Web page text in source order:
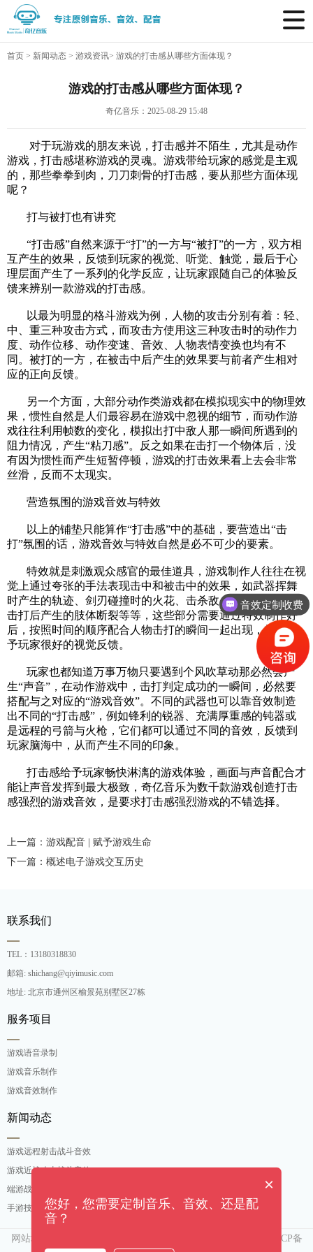
首页 > 新闻动态 > 游戏资讯> 游戏的打击感从哪些方面体现？
游戏的打击感从哪些方面体现？
奇亿音乐：2025-08-29 15:48
对于玩游戏的朋友来说，打击感并不陌生，尤其是动作
游戏，打击感堪称游戏的灵魂。游戏带给玩家的感觉是主观
的，那些拳拳到肉，刀刀刺骨的打击感，要从那些方面体现
呢？
打与被打也有讲究
“打击感”自然来源于“打”的一方与“被打”的一方，双方相
互产生的效果，反馈到玩家的视觉、听觉、触觉，最后于心
理层面产生了一系列的化学反应，让玩家跟随自己的体验反
馈来辨别一款游戏的打击感。
以最为明显的格斗游戏为例，人物的攻击分别有着：轻、
中、重三种攻击方式，而攻击方使用这三种攻击时的动作力
度、动作位移、动作变速、音效、人物表情变换也均有不
同。被打的一方，在被击中后产生的效果要与前者产生相对
应的正向反馈。
另一个方面，大部分动作类游戏都在模拟现实中的物理效
果，惯性自然是人们最容易在游戏中忽视的细节，而动作游
戏往往利用帧数的变化，模拟出打中敌人那一瞬间所遇到的
阻力情况，产生“粘刀感”。反之如果在击打一个物体后，没
有因为惯性而产生短暂停顿，游戏的打击效果看上去会非常
丝滑，反而不太现实。
营造氛围的游戏音效与特效
以上的铺垫只能算作“打击感”中的基础，要营造出“击
打”氛围的话， 游戏音效与特效自然是必不可少的要素。
特效就是刺激观众感官的最佳道具，游戏制作人往往在视
觉上通过夸张的手法表现击中和被击中的效果，如武器挥舞
时产生的轨迹、剑刃碰撞时的火花、击杀敌人溅血、怪物被
击打后产生的肢体断裂等等，这些部分需要通过特效制作好
后，按照时间的顺序配合人物击打的瞬间一起出现，就会给
予玩家很好的视觉反馈。
玩家也都知道万事万物只要遇到个风吹草动那必然会产
生“声音”，在动作游戏中，击打判定成功的一瞬间，必然要
搭配与之对应的“游戏音效”。不同的武器也可以靠音效制造
出不同的“打击感”，例如锋利的锐器、充满厚重感的钝器或
是远程的弓箭与火枪，它们都可以通过不同的音效，反馈到
玩家脑海中，从而产生不同的印象。
打击感给予玩家畅快淋漓的游戏体验，画面与声音配合才
能让声音发挥到最大极致，奇亿音乐为数千款游戏创造打击
感强烈的游戏音效，是要求打击感强烈游戏的不错选择。
上一篇：游戏配音 | 赋予游戏生命
下一篇：概述电子游戏交互历史
联系我们
TEL：13180318830
邮箱: shichang@qiyimusic.com
地址: 北京市通州区榆景苑别墅区27栋
服务项目
游戏语音录制
游戏音乐制作
游戏音效制作
新闻动态
游戏远程射击战斗音效
游戏近战攻击战斗音效
端游战斗打击音效定制
手游技能释放战斗音效
网站地图
京ICP备
音效定制收费
×
您好，您需要定制音乐、音效、还是配
音？